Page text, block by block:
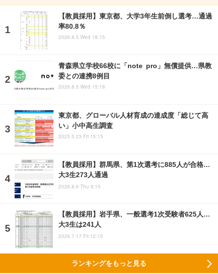
【教員採用】東京都、大学3年生前倒し選考…通過
率80.8％
2026.8.5 Wed 18:15
青森県立学校66校に「note pro」無償提供…県教
委との連携8例目
2026.8.5 Wed 15:18
東京都、グローバル人材育成の達成度「総じて高
い」小中高生調査
2025.5.23 Fri 15:15
【教員採用】群馬県、第1次選考に885人が合格…
大3生273人通過
2026.8.6 Thu 9:15
【教員採用】岩手県、一般選考1次受験者625人…
大3生は241人
2026.7.17 Fri 12:15
ランキングをもっと見る